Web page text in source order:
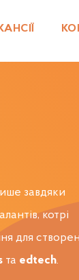
завдяки
котрі
для
та edtech.